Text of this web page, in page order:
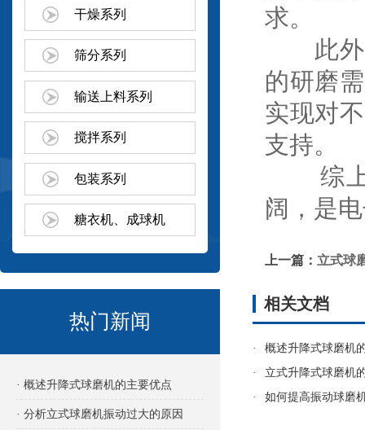
干燥系列
筛分系列
输送上料系列
搅拌系列
包装系列
糖衣机、成球机
热门新闻
· 概述升降式球磨机的主要优点
· 分析立式球磨机振动过大的原因
求。
此外，
的研磨
实现对
支持。
综上
阔，是
上一篇： 立式球
相关文档
·
概述升降式球磨机
·
立式升降式球磨机
·
如何提高振动球磨